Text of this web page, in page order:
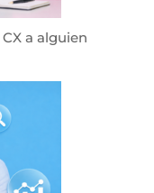
a alguien